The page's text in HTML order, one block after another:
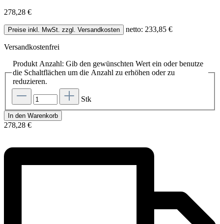
278,28 €
Preise inkl. MwSt. zzgl. Versandkosten netto: 233,85 €
Versandkostenfrei
Produkt Anzahl: Gib den gewünschten Wert ein oder benutze
die Schaltflächen um die Anzahl zu erhöhen oder zu
reduzieren.
Stk
In den Warenkorb
278,28 €